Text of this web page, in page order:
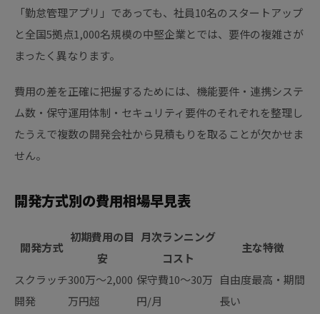
「勤怠管理アプリ」であっても、社員10名のスタートアップ
と全国5拠点1,000名規模の中堅企業とでは、要件の複雑さが
まったく異なります。
費用の差を正確に把握するためには、機能要件・連携システ
ム数・保守運用体制・セキュリティ要件のそれぞれを整理し
たうえで複数の開発会社から見積もりを取ることが欠かせま
せん。
開発方式別の費用相場早見表
開発方式
初期費用の目
安
月次ランニング
コスト
主な特徴
スクラッチ
開発
300万〜2,000
万円超
保守費10〜30万
円/月
自由度最高・期間
長い